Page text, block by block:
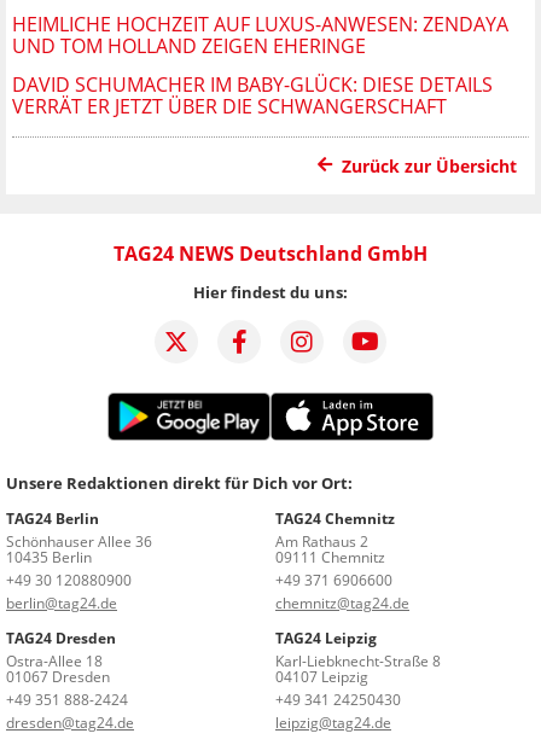
HEIMLICHE HOCHZEIT AUF LUXUS-ANWESEN: ZENDAYA
UND TOM HOLLAND ZEIGEN EHERINGE
DAVID SCHUMACHER IM BABY-GLÜCK: DIESE DETAILS
VERRÄT ER JETZT ÜBER DIE SCHWANGERSCHAFT
Zurück zur Übersicht
TAG24 NEWS Deutschland GmbH
Hier findest du uns:
Unsere Redaktionen direkt für Dich vor Ort:
TAG24 Berlin
Schönhauser Allee 36
10435 Berlin
+49 30 120880900
berlin@tag24.de
TAG24 Chemnitz
Am Rathaus 2
09111 Chemnitz
+49 371 6906600
chemnitz@tag24.de
TAG24 Dresden
Ostra-Allee 18
01067 Dresden
+49 351 888-2424
dresden@tag24.de
TAG24 Leipzig
Karl-Liebknecht-Straße 8
04107 Leipzig
+49 341 24250430
leipzig@tag24.de